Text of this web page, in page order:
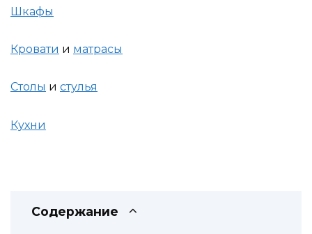
Шкафы
Кровати и матрасы
Столы и стулья
Кухни
Содержание